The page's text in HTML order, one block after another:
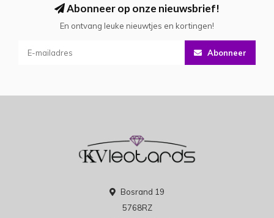
Abonneer op onze nieuwsbrief!
En ontvang leuke nieuwtjes en kortingen!
Abonneer
Bosrand 19
5768RZ